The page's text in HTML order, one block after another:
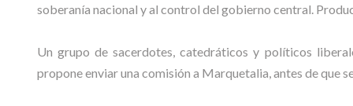
soberanía nacional y al control del gobierno central.
Un grupo de sacerdotes, catedráticos y políticos
propone enviar una comisión a Marquetalia, antes de que